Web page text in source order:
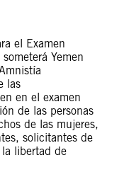
el Examen
Yemen
las
en el examen
de las personas
de las mujeres,
solicitantes de
libertad de